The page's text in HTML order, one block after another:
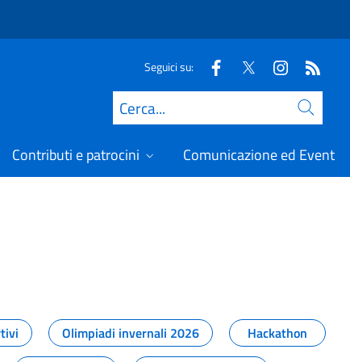
Seguici su:
Cerca
Contributi e patrocini Comunicazione ed Eventi
Olimpiadi invernali 2026
Hackathon